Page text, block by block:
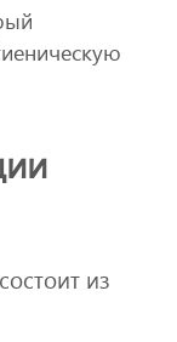
из